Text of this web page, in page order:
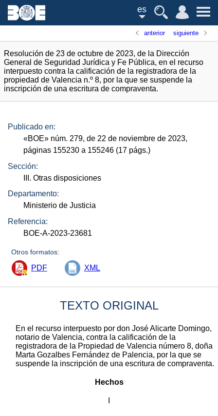
es
anterior siguiente
Resolución de 23 de octubre de 2023, de la Dirección
General de Seguridad Jurídica y Fe Pública, en el recurso
interpuesto contra la calificación de la registradora de la
propiedad de Valencia n.º 8, por la que se suspende la
inscripción de una escritura de compraventa.
Publicado en:
«BOE» núm. 279, de 22 de noviembre de 2023,
páginas 155230 a 155246 (17 págs.)
Sección:
III. Otras disposiciones
Departamento:
Ministerio de Justicia
Referencia:
BOE-A-2023-23681
Otros formatos:
PDF XML
TEXTO ORIGINAL
En el recurso interpuesto por don José Alicarte Domingo,
notario de Valencia, contra la calificación de la
registradora de la Propiedad de Valencia número 8, doña
Marta Gozalbes Fernández de Palencia, por la que se
suspende la inscripción de una escritura de compraventa.
Hechos